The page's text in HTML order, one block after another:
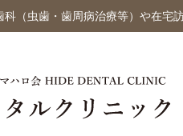
（虫歯・歯周病治療等）や在宅